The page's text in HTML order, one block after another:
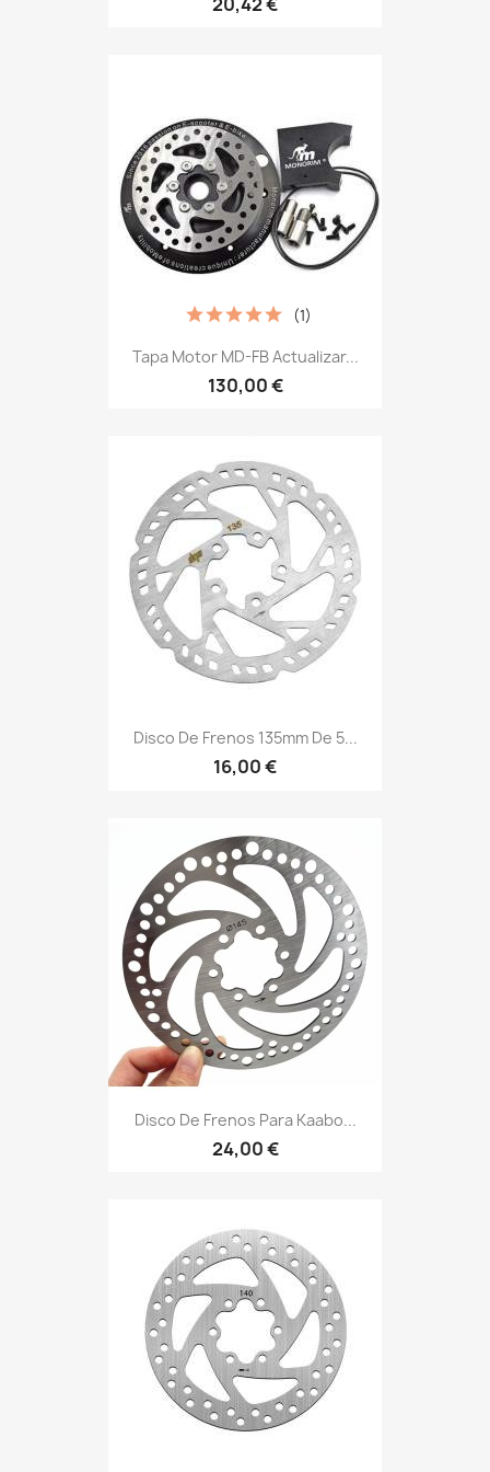
Tapa Motor MD-FB Actualizar...
130,00 €
(1)
Disco De Frenos 135mm De 5...
16,00 €
Disco De Frenos Para Kaabo...
24,00 €